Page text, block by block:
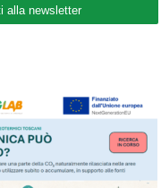
alla newsletter